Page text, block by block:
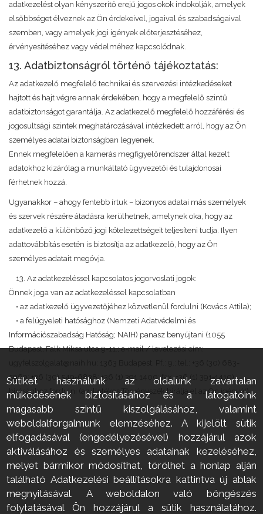
adatkezelést olyan kényszerítő erejű jogos okok indokolják, amelyek
elsőbbséget élveznek az Ön érdekeivel, jogaival és szabadságaival
szemben, vagy amelyek jogi igények előterjesztéséhez,
érvényesítéséhez vagy védelméhez kapcsolódnak.
13. Adatbiztonságról történő tájékoztatás:
Az adatkezelő megfelelő technikai és szervezési intézkedéseket
hajtott és hajt végre annak érdekében, hogy a megfelelő szintű
adatbiztonságot garantálja. Az adatkezelő megfelelő hozzáférési és
jogosultsági szintek meghatározásával intézkedett arról, hogy az Ön
személyes adatai biztonságban legyenek.
Ennek megfelelően a kamerás megfigyelőrendszer által kezelt
adatokhoz kizárólag a munkáltató ügyvezetői és tulajdonosai
férhetnek hozzá.
Ugyanakkor – ahogy fentebb írtuk – bizonyos adatai más személyek
és szervek részére átadásra kerülhetnek, amelynek oka, hogy az
adatkezelő a különböző jogi kötelezettségeit teljesíteni tudja. Ilyen
adattovábbítás esetén is biztosítja az adatkezelő, hogy az Ön
személyes adatait megóvja.
13. Az adatkezeléssel kapcsolatos jogorvoslati jogok:
Önnek joga van az adatkezeléssel kapcsolatban
• az adatkezelő ügyvezetőjéhez közvetlenül fordulni (Kovács Attila);
• a felügyeleti hatósághoz (Nemzeti Adatvédelmi és
Információszabadság Hatóság; NAIH) panasz benyújtani (1055
Budapest, Falk Miksa utca 9-11.; e-mail / levelezési cím:
5969; +36 (30) 549-6838; +36 (1) 391 1400; fax: +36 (1) 391-1410)
bírósághoz fordulni (az illetékes Törvényszék bírálja el az Ön igényét).
Sütiket használunk az oldalunk zavartalan
működésének biztosításához és a látogatóink
magasabb szintű kiszolgálásához, valamint
weboldalforgalmunk elemzéséhez. A kijelölt sütik
elfogadásával (engedélyezésével) hozzájárul azok
aktiválásához és személyes adatainak kezeléséhez,
melyet bármikor módosíthat, törölhet a honlap alján
található Adatkezelési beállításokra kattintva új ablak
megnyitásával. A weboldalon való böngészés
folytatásával Ön hozzájárul a sütik használatához.